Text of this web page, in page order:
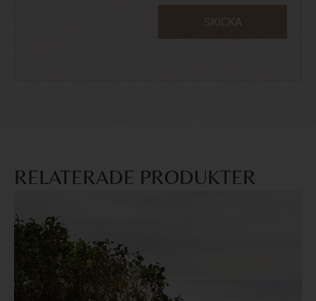
SKICKA
RELATERADE PRODUKTER